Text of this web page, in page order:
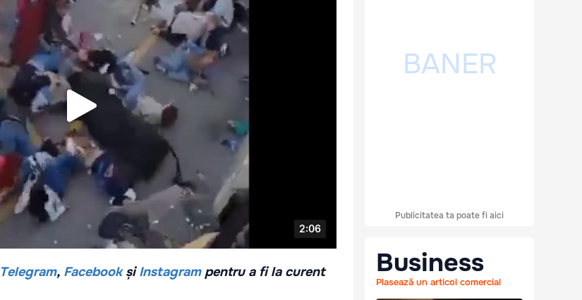
Telegram, FacebookșiInstagrampentru a fi la curent
Publicitatea ta poate fi aici
Business
Plasează un articol comercial